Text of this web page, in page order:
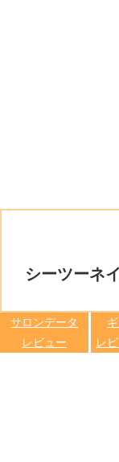
シーツーネ
サロンデータ
レビュー
レ